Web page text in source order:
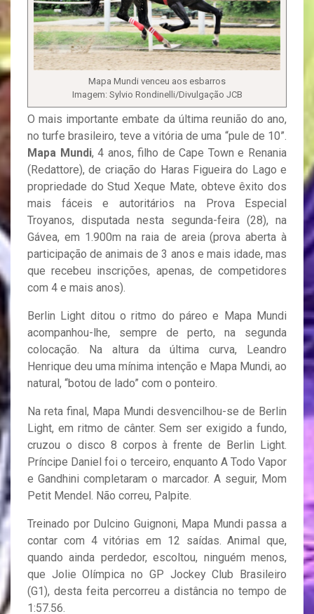
Mapa Mundi venceu aos esbarros
Imagem: Sylvio Rondinelli/Divulgação JCB
O mais importante embate da última reunião do ano,
no turfe brasileiro, teve a vitória de uma “pule de 10”.
Mapa Mundi, 4 anos, filho de Cape Town e Renania
(Redattore), de criação do Haras Figueira do Lago e
propriedade do Stud Xeque Mate, obteve êxito dos
mais fáceis e autoritários na Prova Especial
Troyanos, disputada nesta segunda-feira (28), na
Gávea, em 1.900m na raia de areia (prova aberta à
participação de animais de 3 anos e mais idade, mas
que recebeu inscrições, apenas, de competidores
com 4 e mais anos).
Berlin Light ditou o ritmo do páreo e Mapa Mundi
acompanhou-lhe, sempre de perto, na segunda
colocação. Na altura da última curva, Leandro
Henrique deu uma mínima intenção e Mapa Mundi, ao
natural, “botou de lado” com o ponteiro.
Na reta final, Mapa Mundi desvencilhou-se de Berlin
Light, em ritmo de cânter. Sem ser exigido a fundo,
cruzou o disco 8 corpos à frente de Berlin Light.
Príncipe Daniel foi o terceiro, enquanto A Todo Vapor
e Gandhini completaram o marcador. A seguir, Mom
Petit Mendel. Não correu, Palpite.
Treinado por Dulcino Guignoni, Mapa Mundi passa a
contar com 4 vitórias em 12 saídas. Animal que,
quando ainda perdedor, escoltou, ninguém menos,
que Jolie Olímpica no GP Jockey Club Brasileiro
(G1), desta feita percorreu a distância no tempo de
1:57.56.